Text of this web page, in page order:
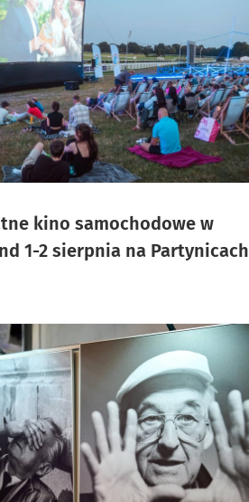
kino samochodowe w
1-2 sierpnia na Partynicach
zdjęć